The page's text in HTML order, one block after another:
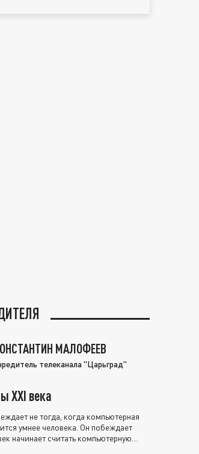
МАЛОФЕЕВ
телеканала "Царьград"
XXI века
не тогда, когда компьютерная
умнее человека. Он побеждает
начинает считать компьютерную